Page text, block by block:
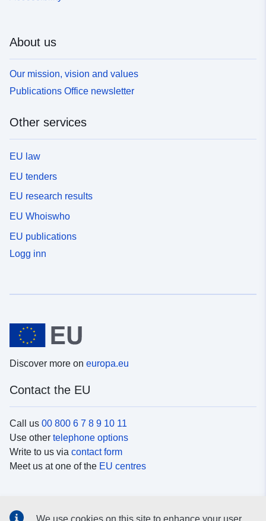
About us
Our mission, vision and values
Publications Office newsletter
Other services
EU law
EU tenders
EU research results
EU Whoiswho
EU publications
Logg inn
Discover more on europa.eu
Contact the EU
Call us 00 800 6 7 8 9 10 11
Use other telephone options
Write to us via contact form
Meet us at one of the EU centres
We use cookies on this site to enhance your user